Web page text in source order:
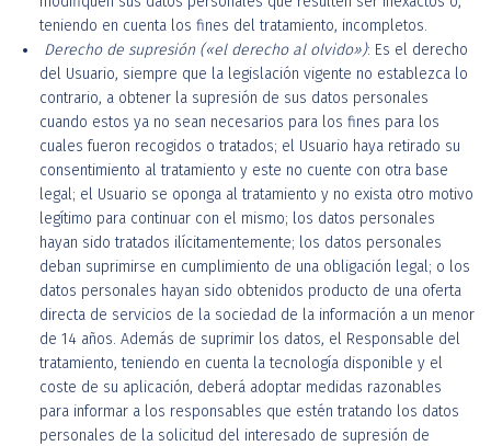
teniendo en cuenta los fines del tratamiento, incompletos.
Derecho de supresión («el derecho al olvido»): Es el derecho
del Usuario, siempre que la legislación vigente no establezca lo
contrario, a obtener la supresión de sus datos personales
cuando estos ya no sean necesarios para los fines para los
cuales fueron recogidos o tratados; el Usuario haya retirado su
consentimiento al tratamiento y este no cuente con otra base
legal; el Usuario se oponga al tratamiento y no exista otro motivo
legítimo para continuar con el mismo; los datos personales
hayan sido tratados ilícitamentemente; los datos personales
deban suprimirse en cumplimiento de una obligación legal; o los
datos personales hayan sido obtenidos producto de una oferta
directa de servicios de la sociedad de la información a un menor
de 14 años. Además de suprimir los datos, el Responsable del
tratamiento, teniendo en cuenta la tecnología disponible y el
coste de su aplicación, deberá adoptar medidas razonables
para informar a los responsables que estén tratando los datos
personales de la solicitud del interesado de supresión de